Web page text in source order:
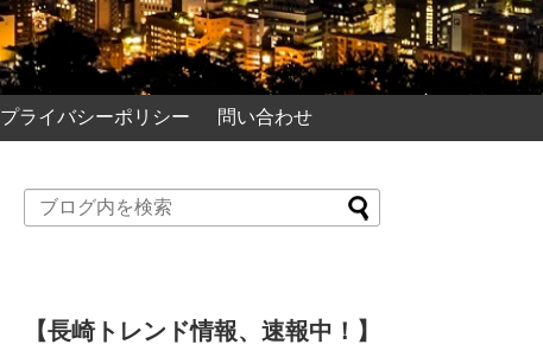
プライバシーポリシー 問い合わせ
【長崎トレンド情報、速報中！】